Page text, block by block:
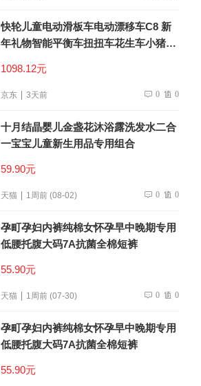
快轮儿童电动滑板车电动漂移车C8 新
年礼物智能平衡车扭扭车花生车小猪造
1098.12元
京东 3天前 0 0
十月结晶婴儿金盏花沐浴露洗发水二合
一宝宝儿童新生用品专用组合
59.90元
天猫 1周前 (08-02) 0 0
孕町孕妇内裤纯棉女怀孕早中晚期专用
低腰托腹大码7A抗菌全棉短裤
55.90元
天猫 1周前 (07-30) 0 0
孕町孕妇内裤纯棉女怀孕早中晚期专用
低腰托腹大码7A抗菌全棉短裤
55.90元